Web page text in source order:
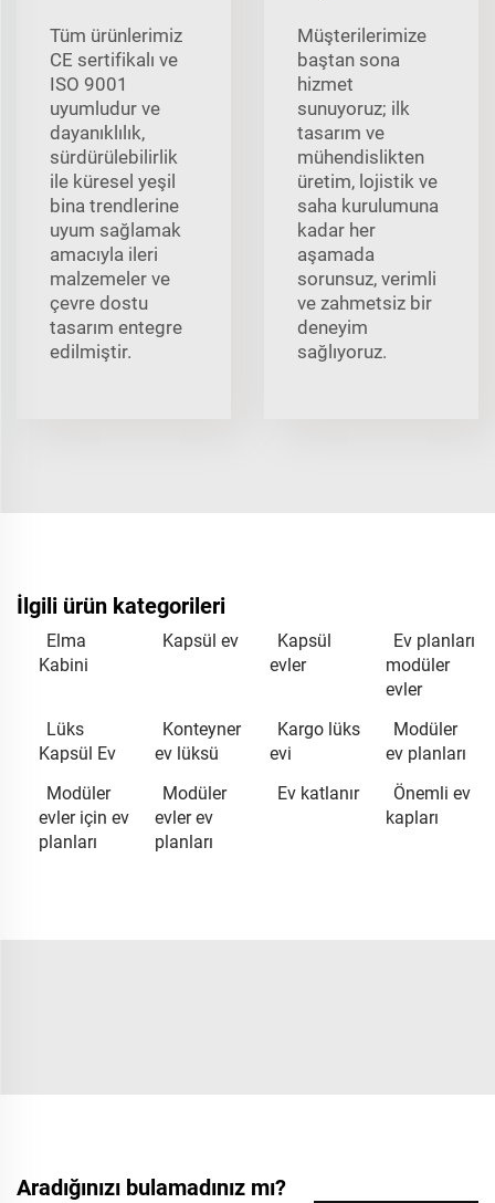
Tüm ürünlerimiz
CE sertifikalı ve
ISO 9001
uyumludur ve
dayanıklılık,
sürdürülebilirlik
ile küresel yeşil
bina trendlerine
uyum sağlamak
amacıyla ileri
malzemeler ve
çevre dostu
tasarım entegre
edilmiştir.
Müşterilerimize
baştan sona
hizmet
sunuyoruz; ilk
tasarım ve
mühendislikten
üretim, lojistik ve
saha kurulumuna
kadar her
aşamada
sorunsuz, verimli
ve zahmetsiz bir
deneyim
sağlıyoruz.
İlgili ürün kategorileri
Elma
Kabini
Kapsül ev
Kapsül
evler
Ev planları
modüler
evler
Lüks
Kapsül Ev
Konteyner
ev lüksü
Kargo lüks
evi
Modüler
ev planları
Modüler
evler için ev
planları
Modüler
evler ev
planları
Ev katlanır
Önemli ev
kapları
Aradığınızı bulamadınız mı?